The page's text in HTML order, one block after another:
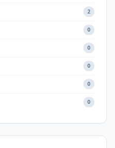
2
0
0
0
0
0